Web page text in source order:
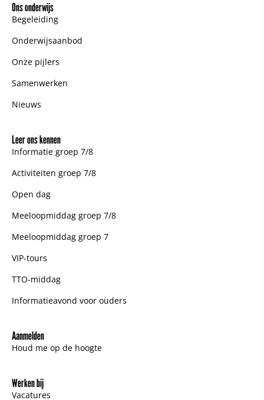
Ons onderwijs
Begeleiding
Onderwijsaanbod
Onze pijlers
Samenwerken
Nieuws
Leer ons kennen
Informatie groep 7/8
Activiteiten groep 7/8
Open dag
Meeloopmiddag groep 7/8
Meeloopmiddag groep 7
VIP-tours
TTO-middag
Informatieavond voor ouders
Aanmelden
Houd me op de hoogte
Werken bij
Vacatures